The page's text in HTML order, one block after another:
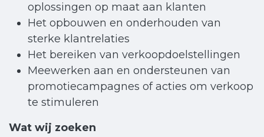
oplossingen op maat aan klanten
Het opbouwen en onderhouden van
sterke klantrelaties
Het bereiken van verkoopdoelstellingen
Meewerken aan en ondersteunen van
promotiecampagnes of acties om verkoop
te stimuleren
Wat wij zoeken